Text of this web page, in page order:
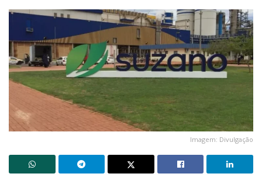
Imagem: Divulgação